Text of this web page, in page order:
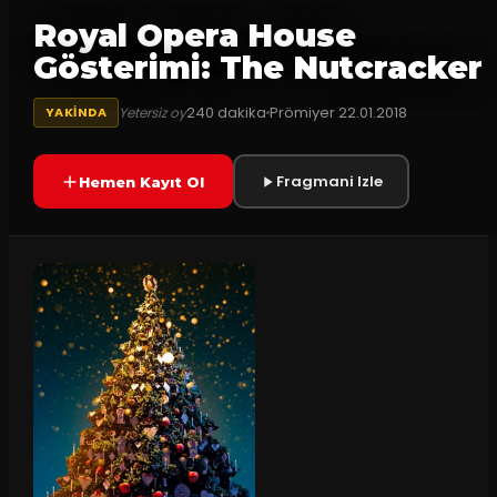
Royal Opera House
Gösterimi: The Nutcracker
YAKINDA Yetersiz oy240 dakikaPrömiyer22.01.2018
Hemen Kayıt Ol Fragmani Izle